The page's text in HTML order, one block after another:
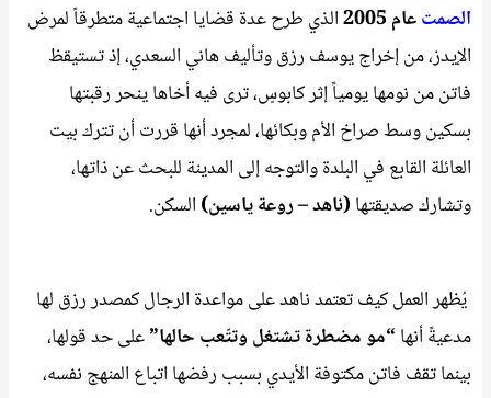
الصمتعام 2005
الذي طرح عدة قضايا اجتماعية متطرقاً لمرض
الإيدز، من إخراج يوسف رزق وتأليف هاني السعدي، إذ تستيقظ
فاتن من نومها يومياً إثر كابوسٍ، ترى فيه أخاها ينحر رقبتها
بسكين وسط صراخ الأم وبكائها، لمجرد أنها قررت أن تترك بيت
العائلة القابع في البلدة والتوجه إلى المدينة للبحث عن ذاتها،
وتشارك صديقتها(ناهد – روعة ياسين) السكن.
يُظهر العمل كيف تعتمد ناهد على مواعدة الرجال كمصدر رزق لها
مدعيةً أنها “مو مضطرة تشتغل وتتّعب حالها”على حد قولها،
بينما تقف فاتن مكتوفة الأيدي بسبب رفضها اتباع المنهج نفسه،